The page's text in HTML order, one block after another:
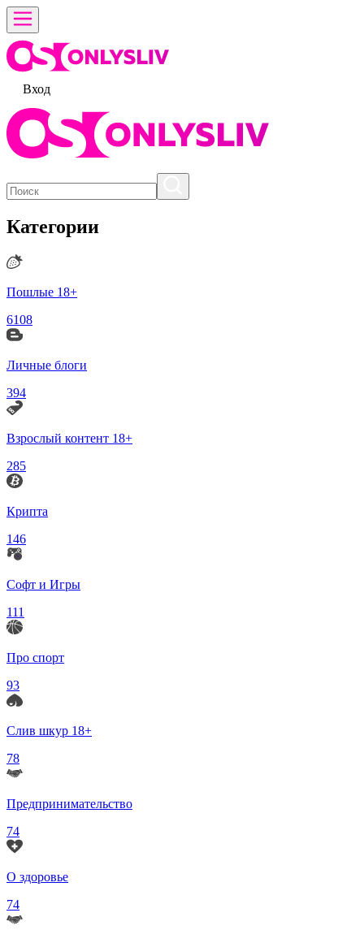
Вход
Категории
Пошлые 18+
6108
Личные блоги
394
Взрослый контент 18+
285
Крипта
146
Софт и Игры
111
Про спорт
93
Слив шкур 18+
78
Предпринимательство
74
О здоровье
74